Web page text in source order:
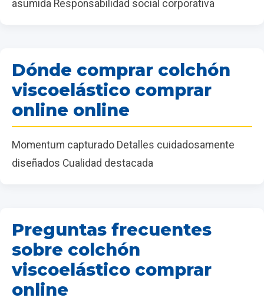
asumida Responsabilidad social corporativa
Dónde comprar colchón
viscoelástico comprar
online online
Momentum capturado Detalles cuidadosamente
diseñados Cualidad destacada
Preguntas frecuentes
sobre colchón
viscoelástico comprar
online